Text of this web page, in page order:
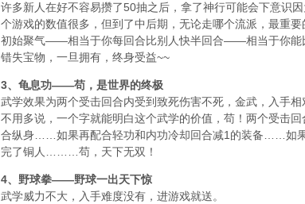
许多新人在好不容易攒了50抽之后，拿了神行可能会下意识
个游戏的数值很多，但到了中后期，无论走哪个流派，最重
初始聚气——相当于你每回合比别人快半回合——相当于你能
错失宝物，一旦拥有，终身受益~~
3、龟息功——苟，是世界的终极
武学效果为两个受击回合内受到致死伤害不死，金武，入手相
不用多说，一个字就能明白这个武学的价值，苟！两个受击
合纵身……如果再配合轻功和内功冷却回合减1的装备……如
完了铜人………苟，天下无双！
4、野球拳——野球一出天下惊
武学威力不大，入手难度没有，进游戏就送。